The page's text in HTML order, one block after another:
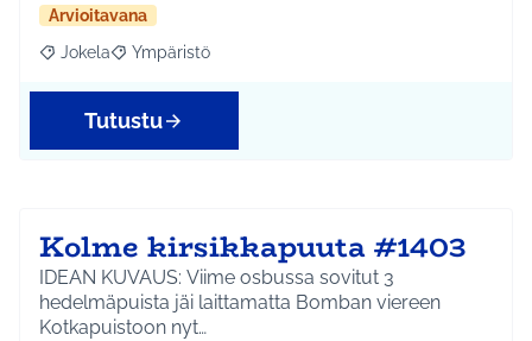
Arvioitavana
Rajaa tulokset aihepiirin mukaan: Jokela
Jokela Rajaa tulokset teeman mukaan: Ympäristö
Ympäristö
Tutustu
Kolme kirsikkapuuta #1403
IDEAN KUVAUS: Viime osbussa sovitut 3
hedelmäpuista jäi laittamatta Bomban viereen
Kotkapuistoon nyt…